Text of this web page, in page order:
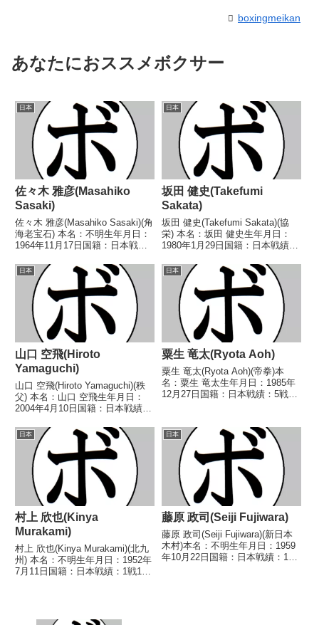
boxingmeikan
あなたにおススメボクサー
日本
佐々木 雅彦(Masahiko
Sasaki)
佐々木 雅彦(Masahiko Sasaki)(角
海老宝石) 本名：不明生年月日：
1964年11月17日国籍：日本戦
得タイトル】なし 【戦歴】
1989/09/02 ○4R判定 (採点不
明) 野崎 幸夫...
日本
坂田 健史(Takefumi
Sakata)
坂田 健史(Takefumi Sakata)(協
栄) 本名：坂田 健史生年月日：
1980年1月29日国籍：日本戦績：
イトル】1999年度全日本フライ
級新人王第45代日本フライ級王
座第47代日本フライ...
日本
山口 空飛(Hiroto
Yamaguchi)
山口 空飛(Hiroto Yamaguchi)(秩
父) 本名：山口 空飛生年月日：
2004年4月10日国籍：日本戦績：
し 【戦歴】2025/04/27 ○4R判
定 2-0(39-37、39-37、38-38)
日本
粟生 竜太(Ryota Aoh)
粟生 竜太(Ryota Aoh)(帝拳)本
名：粟生 竜太生年月日：1985年
12月27日国籍：日本戦績：5戦4
0(39-37、39-37、39-38) 阿蘇 忍
(つるお...
日本
村上 欣也(Kinya
Murakami)
村上 欣也(Kinya Murakami)(北九
州) 本名：不明生年月日：1952年
7月11日国籍：日本戦績：1戦1
県新居浜市萩生出...
日本
藤原 政司(Seiji Fujiwara)
藤原 政司(Seiji Fujiwara)(新日本
木村)本名：不明生年月日：1959
年10月22日国籍：日本戦績：17